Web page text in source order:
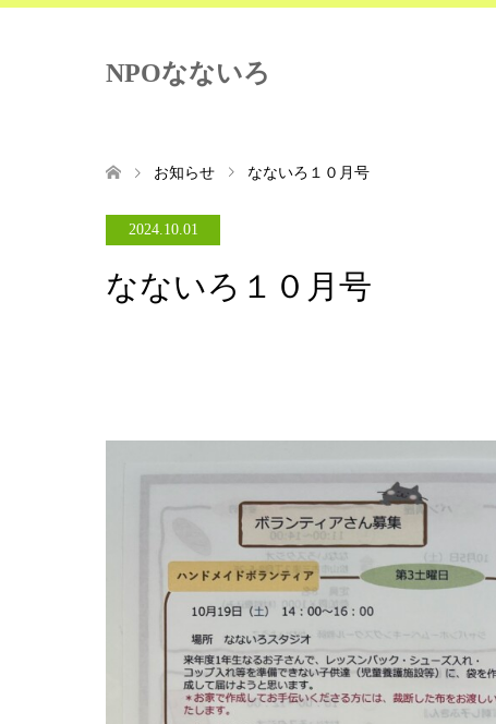
NPOなないろ
お知らせ なないろ１０月号
2024.10.01
なないろ１０月号